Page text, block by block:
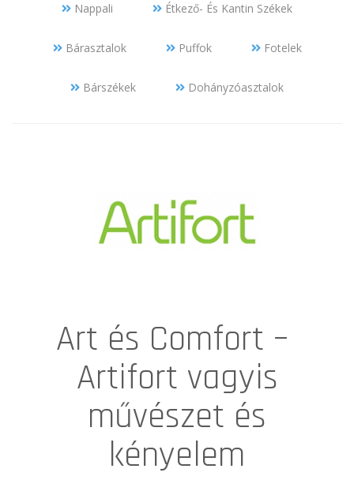
Nappali Étkező- És Kantin Székek
Bárasztalok Puffok Fotelek
Bárszékek Dohányzóasztalok
Art és Comfort –
Artifort vagyis
művészet és
kényelem